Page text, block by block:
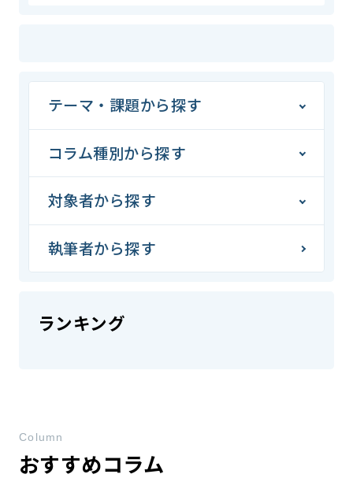
テーマ・課題から探す
コラム種別から探す
対象者から探す
執筆者から探す
ランキング
おすすめコラム
Column